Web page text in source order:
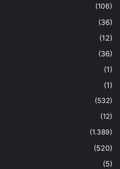
(106)
(36)
(12)
(36)
(1)
(1)
(532)
(12)
(1.389)
(520)
(5)